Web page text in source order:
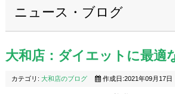
ニュース・ブログ
大和店：ダイエットに最適
カテゴリ: 大和店のブログ 作成日:2021年09月17日